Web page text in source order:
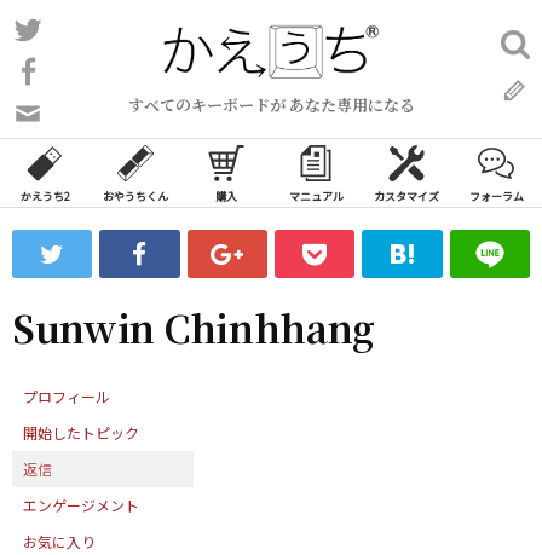
コ
ン
ン
ツ
ス
ッ
すべてのキーボードが あなた専用になる
い
合
わ
フ
ォ
ム
検
索:
かえうち2 おやうちくん 購入 マニュアル カスタマイズ フォーラム
Sunwin Chinhhang
プロフィール
開始したトピック
返信
エンゲージメント
お気に入り